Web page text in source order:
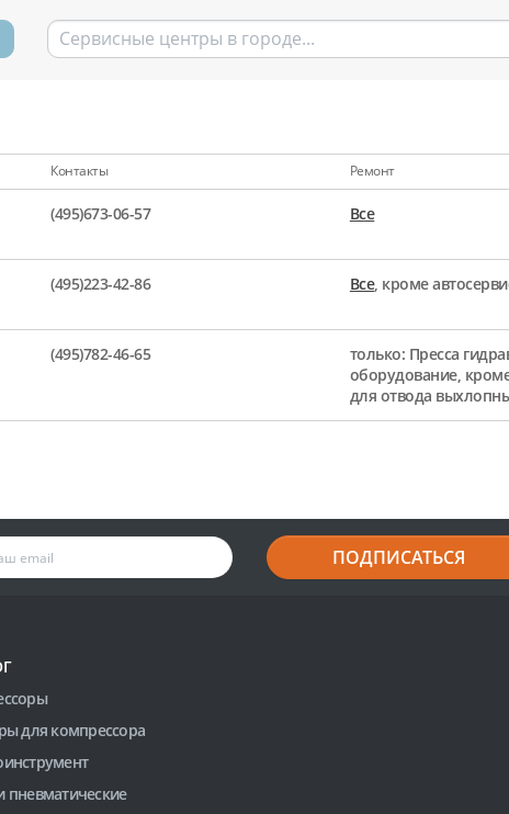
Контакты Ремонт
(495)673-06-57 Все
(495)223-42-86 Все, кроме
(495)782-46-65
только: Пресса
оборудование,
для отвода
ПОДПИСАТЬСЯ
для компрессора
пневматические